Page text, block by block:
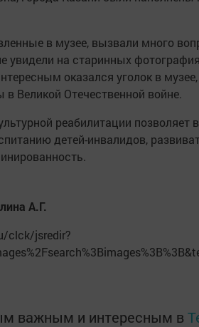
в музее, вызвали много
увидели на старинных
оказался уголок в
Великой Отечественной войне.
реабилитации позволяет
детей-инвалидов,
А.Г.
clck/jsredir?
важным и интересным в